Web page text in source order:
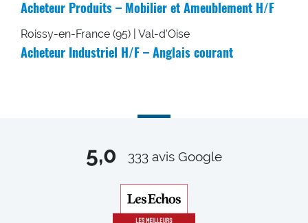
Acheteur Produits – Mobilier et Ameublement H/F
Roissy-en-France (95) | Val-d'Oise
Acheteur Industriel H/F – Anglais courant
5,0 333 avis Google